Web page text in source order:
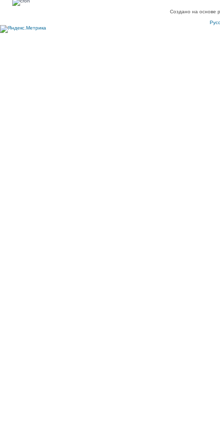
Создано на основе